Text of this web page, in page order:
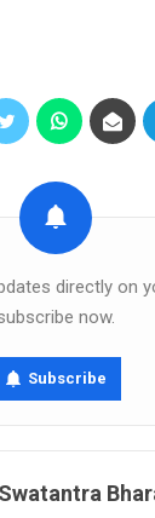
directly on
now.
Subscribe